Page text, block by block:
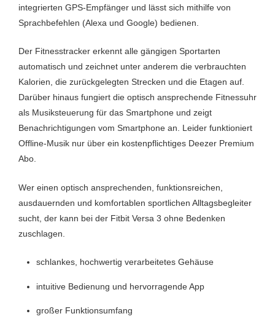
Wasserresitent/Wasserdicht Ja
Wetter Ja
Workout
integrierten GPS-Empfänger und lässt sich mithilfe von
Sprachbefehlen (Alexa und Google) bedienen.
Der Fitnesstracker erkennt alle gängigen Sportarten
automatisch und zeichnet unter anderem die verbrauchten
Kalorien, die zurückgelegten Strecken und die Etagen auf.
Darüber hinaus fungiert die optisch ansprechende Fitnessuhr
als Musiksteuerung für das Smartphone und zeigt
Benachrichtigungen vom Smartphone an. Leider funktioniert
Offline-Musik nur über ein kostenpflichtiges Deezer Premium
Abo.
Wer einen optisch ansprechenden, funktionsreichen,
ausdauernden und komfortablen sportlichen Alltagsbegleiter
sucht, der kann bei der Fitbit Versa 3 ohne Bedenken
zuschlagen.
schlankes, hochwertig verarbeitetes Gehäuse
intuitive Bedienung und hervorragende App
großer Funktionsumfang